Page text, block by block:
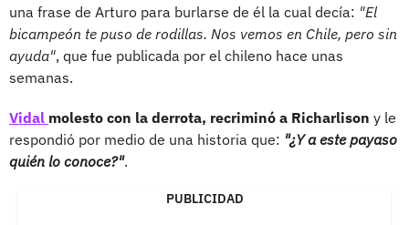
una frase de Arturo para burlarse de él la cual decía: "El
bicampeón te puso de rodillas. Nos vemos en Chile, pero sin
ayuda", que fue publicada por el chileno hace unas
semanas.
Vidal molesto con la derrota, recriminó a Richarlison y le
respondió por medio de una historia que: "¿Y a este payaso
quién lo conoce?".
PUBLICIDAD